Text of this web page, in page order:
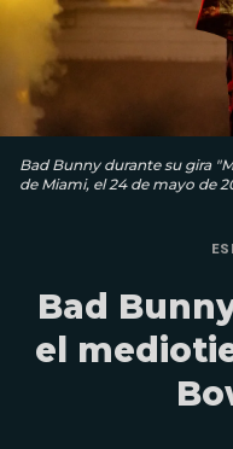
Bad Bunny durante su gira
de Miami, el 24 de mayo de
Bad
el